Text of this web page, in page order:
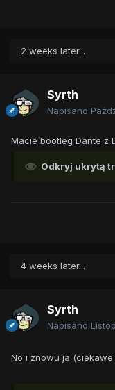
2 weeks later...
Syrth
Napisano
Macie bootleg Dante z
Odkryj ukrytą
4 weeks later...
Syrth
Napisano
No i znowu ja